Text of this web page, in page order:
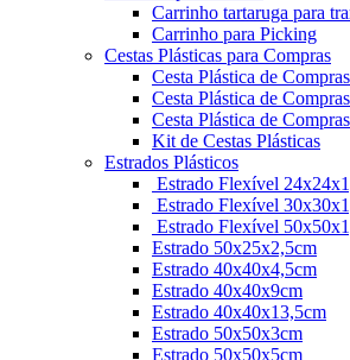
Carrinho tartaruga para
Carrinho para Picking
Cestas Plásticas para Compras
Cesta Plástica de
Cesta Plástica de
Cesta Plástica de
Kit de Cestas Plásticas
Estrados Plásticos
Estrado Flexível
Estrado Flexível
Estrado Flexível
Estrado 50x25x2,5cm
Estrado 40x40x4,5cm
Estrado 40x40x9cm
Estrado 40x40x13,5cm
Estrado 50x50x3cm
Estrado 50x50x5cm